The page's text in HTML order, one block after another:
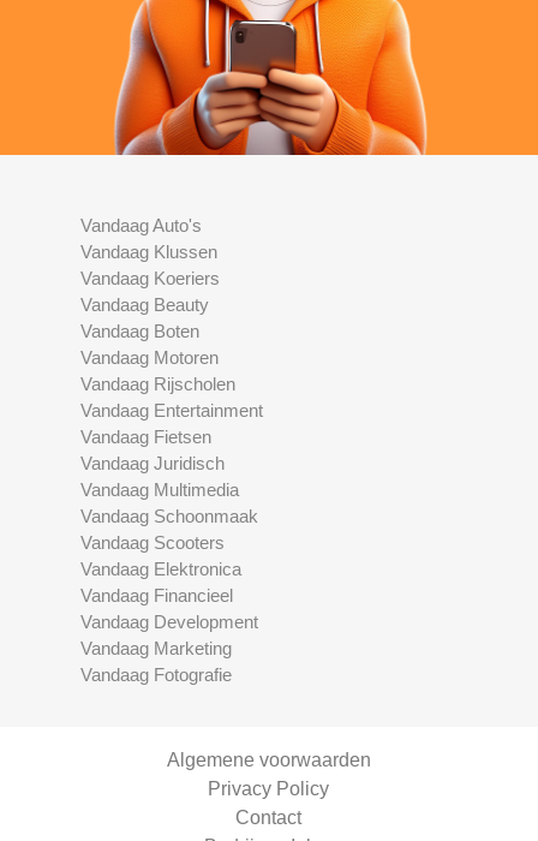
Vandaag Auto's
Vandaag Klussen
Vandaag Koeriers
Vandaag Beauty
Vandaag Boten
Vandaag Motoren
Vandaag Rijscholen
Vandaag Entertainment
Vandaag Fietsen
Vandaag Juridisch
Vandaag Multimedia
Vandaag Schoonmaak
Vandaag Scooters
Vandaag Elektronica
Vandaag Financieel
Vandaag Development
Vandaag Marketing
Vandaag Fotografie
Algemene voorwaarden
Privacy Policy
Contact